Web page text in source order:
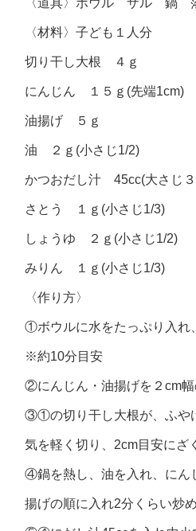
〈道具〉ボウル ザル 鍋
〈材料〉子ども１人分
切り干し大根 ４ｇ
にんじん １５ｇ(先端1cm)
油揚げ ５ｇ
油 ２ｇ(小さじ1/2)
かつおだし汁 45cc(大さじ
さとう １ｇ(小さじ1/3)
しょうゆ ２ｇ(小さじ1/2)
みりん １ｇ(小さじ1/3)
〈作り方〉
①ボウルに水をたっぷり入れ
※約10分目安
②にんじん・油揚げを２cm幅
③①の切り干し大根が、ふや
気を軽く切り、2cm目安にざ
④鍋を熱し、油を入れ、に
揚げの順に入れ2分くらい炒め